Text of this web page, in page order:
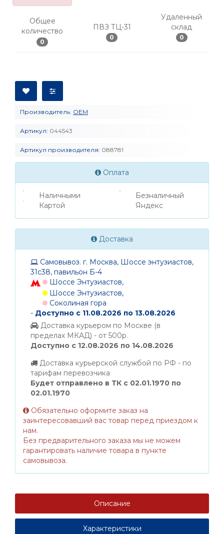
Общее
количество
0
ПВЗ ТЦ-31
0
Удаленный
склад
0
Производитель: OEM
Артикул: 044543
Артикул производителя: 088781
Оплата
Наличными
Картой
Безналичный
Яндекс
Доставка
Самовывоз. г. Москва, Шоссе энтузиастов,
31с38, павильон Б-4
Шоссе Энтузиастов,
Шоссе Энтузиастов,
Соколиная гора
- Доступно с 11.08.2026 по 13.08.2026
Доставка курьером по Москве (в
пределах МКАД) - от 500р.
Доступно с 12.08.2026 по 14.08.2026
Доставка курьерской службой по РФ - по
тарифам перевозчика
Будет отправлено в ТК с 02.01.1970 по
02.01.1970
Обязательно оформите заказ на
заинтересовавший вас товар перед приездом к
нам.
Без предварительного заказа мы не можем
гарантировать наличие товара в пункте
самовывоза.
Описание
Характеристики